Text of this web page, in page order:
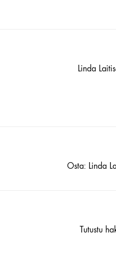
Linda
Osta: Linda
Tutustu